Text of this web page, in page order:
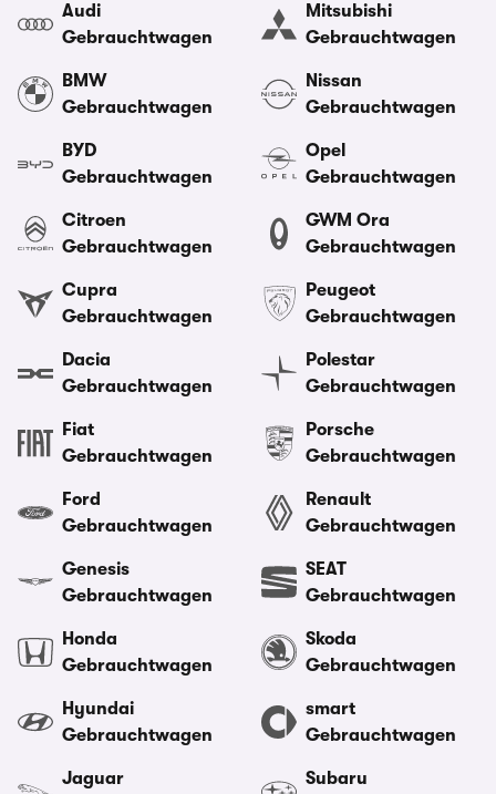
Audi
Gebrauchtwagen
BMW
Gebrauchtwagen
BYD
Gebrauchtwagen
Citroen
Gebrauchtwagen
Cupra
Gebrauchtwagen
Dacia
Gebrauchtwagen
Fiat
Gebrauchtwagen
Ford
Gebrauchtwagen
Genesis
Gebrauchtwagen
Honda
Gebrauchtwagen
Hyundai
Gebrauchtwagen
Jaguar
Mitsubishi
Gebrauchtwagen
Nissan
Gebrauchtwagen
Opel
Gebrauchtwagen
GWM Ora
Gebrauchtwagen
Peugeot
Gebrauchtwagen
Polestar
Gebrauchtwagen
Porsche
Gebrauchtwagen
Renault
Gebrauchtwagen
SEAT
Gebrauchtwagen
Skoda
Gebrauchtwagen
smart
Gebrauchtwagen
Subaru